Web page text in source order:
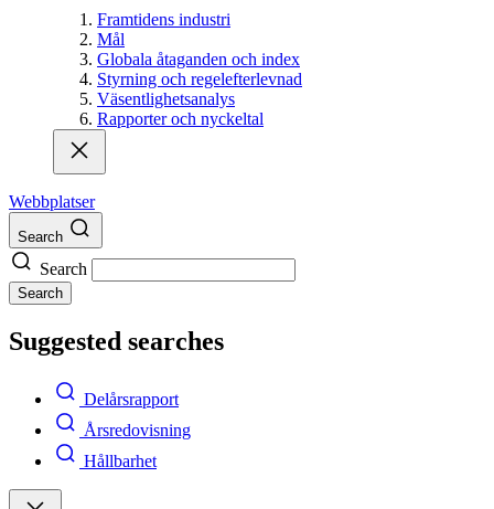
Framtidens industri
Mål
Globala åtaganden och index
Styrning och regelefterlevnad
Väsentlighetsanalys
Rapporter och nyckeltal
Webbplatser
Search
Search
Search
Suggested searches
Delårsrapport
Årsredovisning
Hållbarhet